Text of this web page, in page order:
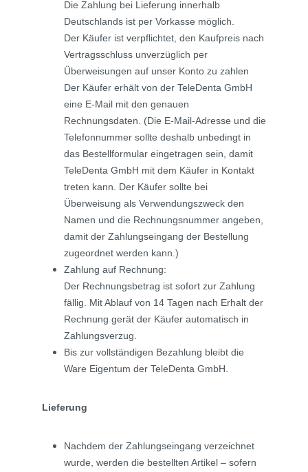
Die Zahlung bei Lieferung innerhalb
Deutschlands ist per Vorkasse möglich.
Der Käufer ist verpflichtet, den Kaufpreis nach
Vertragsschluss unverzüglich per
Überweisungen auf unser Konto zu zahlen
Der Käufer erhält von der TeleDenta GmbH
eine E-Mail mit den genauen
Rechnungsdaten. (Die E-Mail-Adresse und die
Telefonnummer sollte deshalb unbedingt in
das Bestellformular eingetragen sein, damit
TeleDenta GmbH mit dem Käufer in Kontakt
treten kann. Der Käufer sollte bei
Überweisung als Verwendungszweck den
Namen und die Rechnungsnummer angeben,
damit der Zahlungseingang der Bestellung
zugeordnet werden kann.)
Zahlung auf Rechnung:
Der Rechnungsbetrag ist sofort zur Zahlung
fällig. Mit Ablauf von 14 Tagen nach Erhalt der
Rechnung gerät der Käufer automatisch in
Zahlungsverzug.
Bis zur vollständigen Bezahlung bleibt die
Ware Eigentum der TeleDenta GmbH.
Lieferung
Nachdem der Zahlungseingang verzeichnet
wurde, werden die bestellten Artikel – sofern